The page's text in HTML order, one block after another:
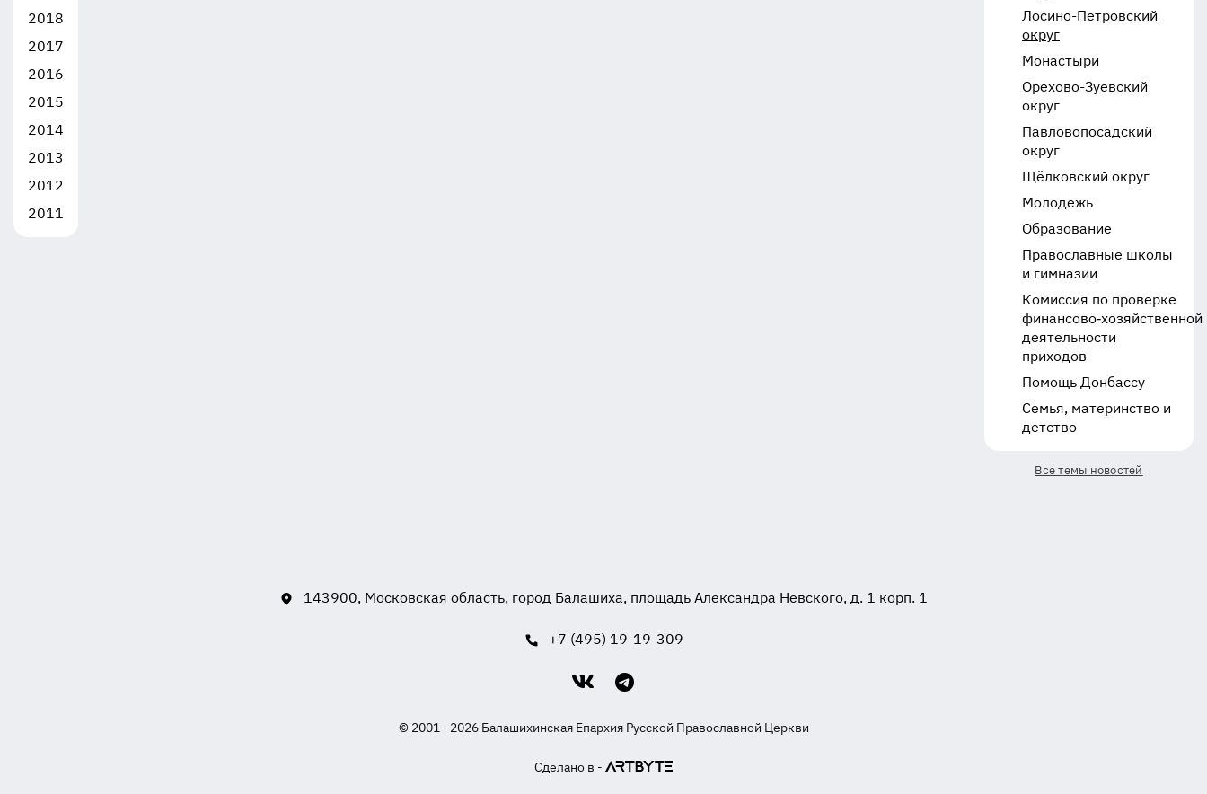
2018
2017
2016
2015
2014
2013
2012
2011
Лосино-Петровский
округ
Монастыри
Орехово-Зуевский
округ
Павловопосадский
округ
Щёлковский округ
Молодежь
Образование
Православные школы
и гимназии
Комиссия по проверке
финансово‑хозяйственной
деятельности
приходов
Помощь Донбассу
Семья, материнство и
детство
Все темы новостей
143900, Московская область, город Балашиха, площадь Александра Невского, д. 1 корп. 1
+7 (495) 19-19-309
© 2001—2026 Балашихинская Епархия Русской Православной Церкви
Сделано в -